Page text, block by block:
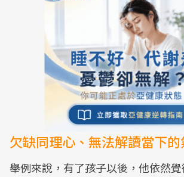
欠缺同理心、無法解讀當下的
舉例來說，有了孩子以後，他依然